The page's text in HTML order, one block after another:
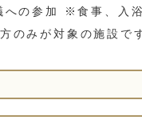
への参加 ※食事、入
のみが対象の施設で